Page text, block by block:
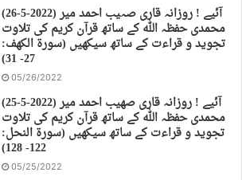
(26-5-2022) آئیے ! روزانہ قاری صہیب احمد میر
محمدی حفظہ اللہ کے ساتھ قرآن کریم کی تلاوت
تجوید و قراءت کے ساتھ سیکھیں (سورة الكهف:
27- 31)
05/26/2022
(25-5-2022) آئیے ! روزانہ قاری صهیب احمد میر
محمدی حفظہ اللہ کے ساتھ قرآن کریم کی تلاوت
تجوید و قراءت کے ساتھ سیکھیں (سورة النحل:
122- 128)
05/25/2022